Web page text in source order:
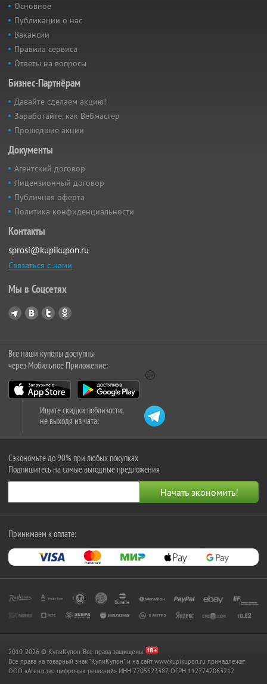
Основное
Публикации о нас
Вакансии
Правила сервиса
Ответы на вопросы
Бизнес-Партнёрам
Давайте сделаем акцию!
Заработайте, как Вебмастер
Прошедшие акции
Документы
Агентский договор
Лицензионный договор
Публичная оферта
Политика конфиденциальности
Контакты
sprosi@kupikupon.ru
Связаться с нами
Мы в Соцсетях
Все наши купоны доступны
через Мобильное Приложение:
Ищите скидки поблизости,
не выходя из чата:
Сэкономьте до 90% при любых покупках
Подпишитесь на самые выгодные предложения
Принимаем к оплате:
2010-2026 © КупиКупон. Все права защищены.
Все права на товарный знак "КупиКупон" и на сайт www.kupikupon.ru принадлежат
OOO «Агентство цифровых решений» ИНН 7705523387, ОГРН 1127747063212